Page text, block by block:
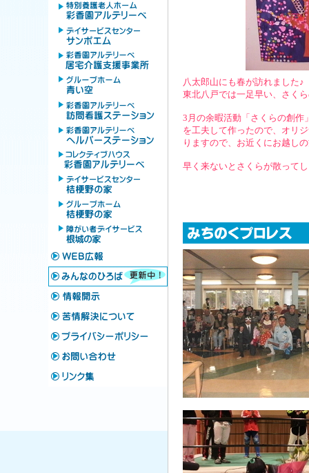
八太郎山にも春が訪れました♪
東北八戸では一足早い、さく
3月の余暇活動「さくらの創作
を工夫して作ったので、オリ
りますので、お近くにお越し
早く来ないとさくらが散って